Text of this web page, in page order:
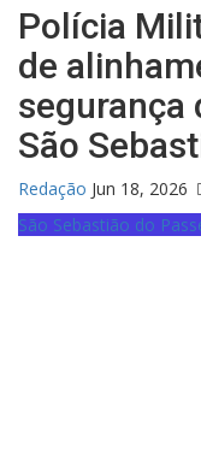
Polícia
de
segurança
São
Redação Jun 18, 2026
São Sebastião do